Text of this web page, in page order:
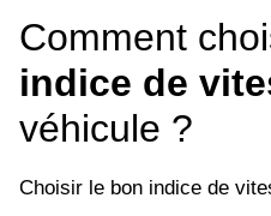
Comment
indice de
véhicule ?
Choisir le bon indice de